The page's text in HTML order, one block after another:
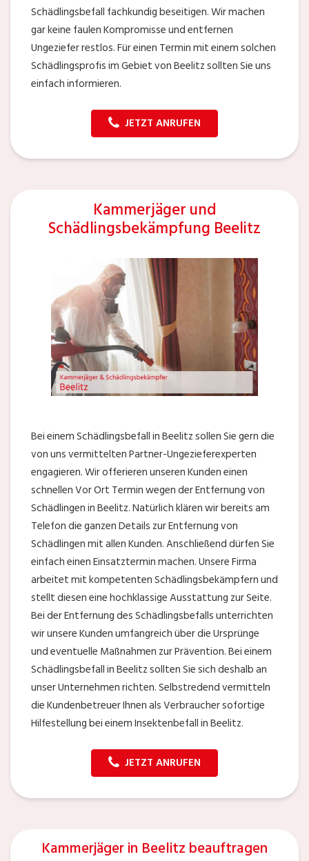
Schädlingsbefall fachkundig beseitigen. Wir machen
gar keine faulen Kompromisse und entfernen
Ungeziefer restlos. Für einen Termin mit einem solchen
Schädlingsprofis im Gebiet von Beelitz sollten Sie uns
einfach informieren.
JETZT ANRUFEN
Kammerjäger und
Schädlingsbekämpfung Beelitz
Bei einem Schädlingsbefall in Beelitz sollen Sie gern die
von uns vermittelten Partner-Ungezieferexperten
engagieren. Wir offerieren unseren Kunden einen
schnellen Vor Ort Termin wegen der Entfernung von
Schädlingen in Beelitz. Natürlich klären wir bereits am
Telefon die ganzen Details zur Entfernung von
Schädlingen mit allen Kunden. Anschließend dürfen Sie
einfach einen Einsatztermin machen. Unsere Firma
arbeitet mit kompetenten Schädlingsbekämpfern und
stellt diesen eine hochklassige Ausstattung zur Seite.
Bei der Entfernung des Schädlingsbefalls unterrichten
wir unsere Kunden umfangreich über die Ursprünge
und eventuelle Maßnahmen zur Prävention. Bei einem
Schädlingsbefall in Beelitz sollten Sie sich deshalb an
unser Unternehmen richten. Selbstredend vermitteln
die Kundenbetreuer Ihnen als Verbraucher sofortige
Hilfestellung bei einem Insektenbefall in Beelitz.
JETZT ANRUFEN
Kammerjäger in Beelitz beauftragen